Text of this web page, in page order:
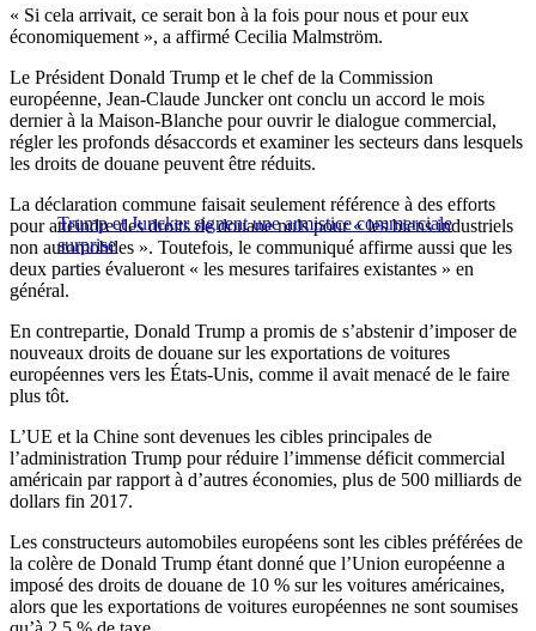
« Si cela arrivait, ce serait bon à la fois pour nous et pour eux
économiquement », a affirmé Cecilia Malmström.
Le Président Donald Trump et le chef de la Commission
européenne, Jean-Claude Juncker ont conclu un accord le mois
dernier à la Maison-Blanche pour ouvrir le dialogue commercial,
régler les profonds désaccords et examiner les secteurs dans lesquels
les droits de douane peuvent être réduits.
Trump et Juncker signent une armistice commerciale
surprise
La déclaration commune faisait seulement référence à des efforts
pour atteindre des droits de douane nuls pour « les biens industriels
non automobiles ». Toutefois, le communiqué affirme aussi que les
deux parties évalueront « les mesures tarifaires existantes » en
général.
En contrepartie, Donald Trump a promis de s’abstenir d’imposer de
nouveaux droits de douane sur les exportations de voitures
européennes vers les États-Unis, comme il avait menacé de le faire
plus tôt.
L’UE et la Chine sont devenues les cibles principales de
l’administration Trump pour réduire l’immense déficit commercial
américain par rapport à d’autres économies, plus de 500 milliards de
dollars fin 2017.
Les constructeurs automobiles européens sont les cibles préférées de
la colère de Donald Trump étant donné que l’Union européenne a
imposé des droits de douane de 10 % sur les voitures américaines,
alors que les exportations de voitures européennes ne sont soumises